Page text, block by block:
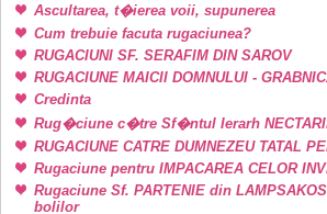
Ascultarea, t�ierea voii, supunerea
Cum trebuie facuta rugaciunea?
RUGACIUNI SF. SERAFIM DIN SAROV
RUGACIUNE MAICII DOMNULUI -
Credinta
Rug�ciune c�tre Sf�ntul Ierarh
RUGACIUNE CATRE DUMNEZEU TATAL
Rugaciune pentru IMPACAREA CELOR
Rugaciune Sf. PARTENIE din
bolilor